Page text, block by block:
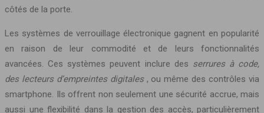
côtés de la porte.
Les systèmes de verrouillage électronique gagnent en popularité
en raison de leur commodité et de leurs fonctionnalités
avancées. Ces systèmes peuvent inclure des serrures à code,
des lecteurs d’empreintes digitales , ou même des contrôles via
smartphone. Ils offrent non seulement une sécurité accrue, mais
aussi une flexibilité dans la gestion des accès, particulièrement